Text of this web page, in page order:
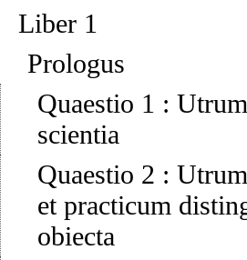
Liber 1
Prologus
Quaestio 1 :
scientia
Quaestio 2 :
et practicum
obiecta